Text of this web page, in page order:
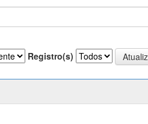
Registro(s)